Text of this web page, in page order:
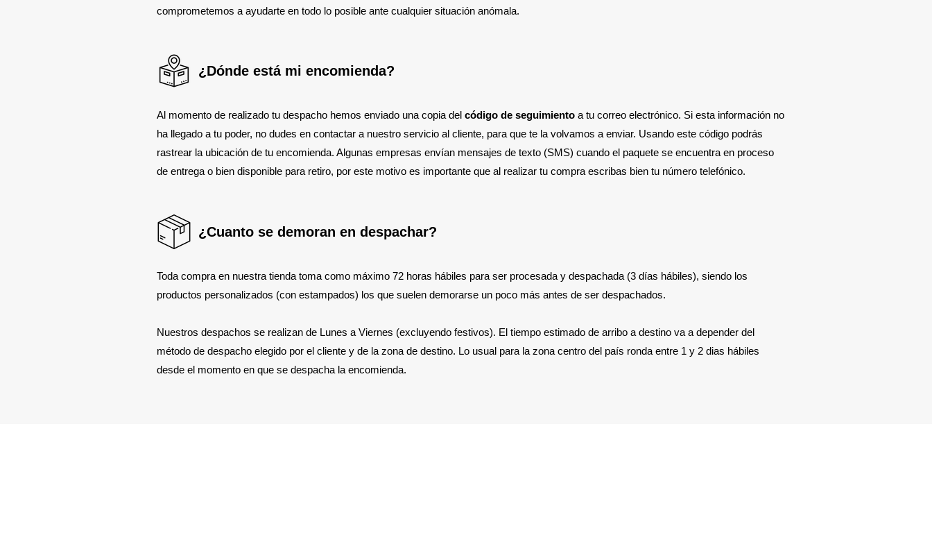
comprometemos a ayudarte en todo lo posible ante cualquier situación anómala.
¿Dónde está mi encomienda?
Al momento de realizado tu despacho hemos enviado una copia del código de seguimiento a tu correo electrónico. Si esta información no
ha llegado a tu poder, no dudes en contactar a nuestro servicio al cliente, para que te la volvamos a enviar. Usando este código podrás
rastrear la ubicación de tu encomienda. Algunas empresas envían mensajes de texto (SMS) cuando el paquete se encuentra en proceso
de entrega o bien disponible para retiro, por este motivo es importante que al realizar tu compra escribas bien tu número telefónico.
¿Cuanto se demoran en despachar?
Toda compra en nuestra tienda toma como máximo 72 horas hábiles para ser procesada y despachada (3 días hábiles), siendo los
productos personalizados (con estampados) los que suelen demorarse un poco más antes de ser despachados.
Nuestros despachos se realizan de Lunes a Viernes (excluyendo festivos). El tiempo estimado de arribo a destino va a depender del
método de despacho elegido por el cliente y de la zona de destino. Lo usual para la zona centro del país ronda entre 1 y 2 dias hábiles
desde el momento en que se despacha la encomienda.